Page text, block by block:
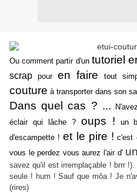
Ou comment partir d'un tutoriel
scrap pouren faire tout
couture à transporter dans son
Dans quel cas ? ...
éclair qui lâche ? oups ! un
d'escampette !et le pire ! c'est
vous le perdez vous aurez l'air d'
savez qu'il est irremplaçable ! brrr
seule ! hum ! Sauf que môa ! Je
(rires)